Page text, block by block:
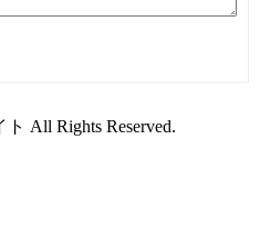
All Rights Reserved.